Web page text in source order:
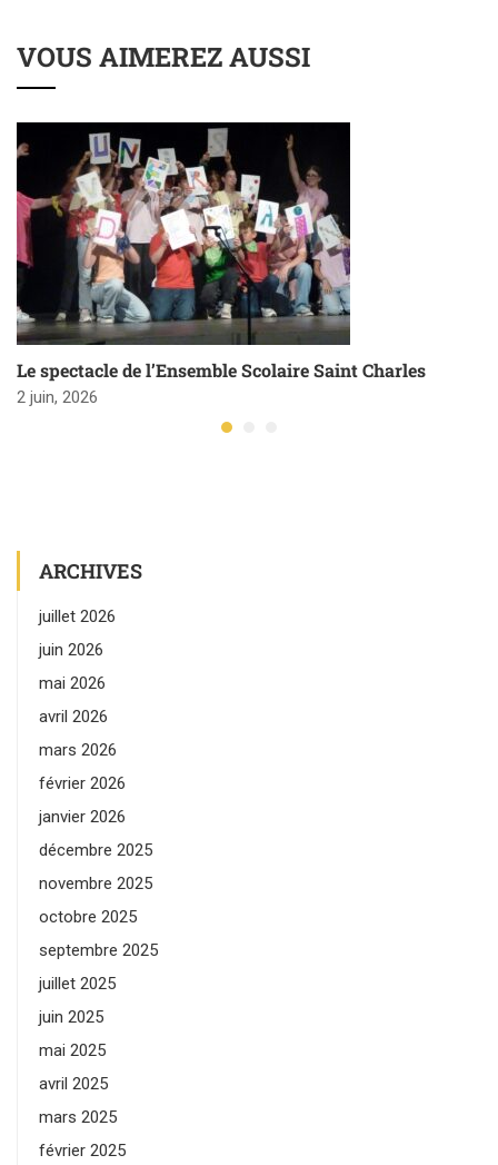
VOUS AIMEREZ AUSSI
Le spectacle de l’Ensemble Scolaire Saint Charles
2 juin, 2026
ARCHIVES
juillet 2026
juin 2026
mai 2026
avril 2026
mars 2026
février 2026
janvier 2026
décembre 2025
novembre 2025
octobre 2025
septembre 2025
juillet 2025
juin 2025
mai 2025
avril 2025
mars 2025
février 2025